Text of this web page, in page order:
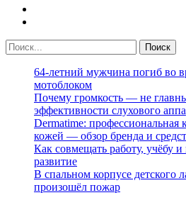
64-летний мужчина погиб во
мотоблоком
Почему громкость — не
эффективности слухового
Dermatime: профессиональная
кожей — обзор бренда и
Как совмещать работу, учёбу
развитие
В спальном корпусе детского
произошёл пожар